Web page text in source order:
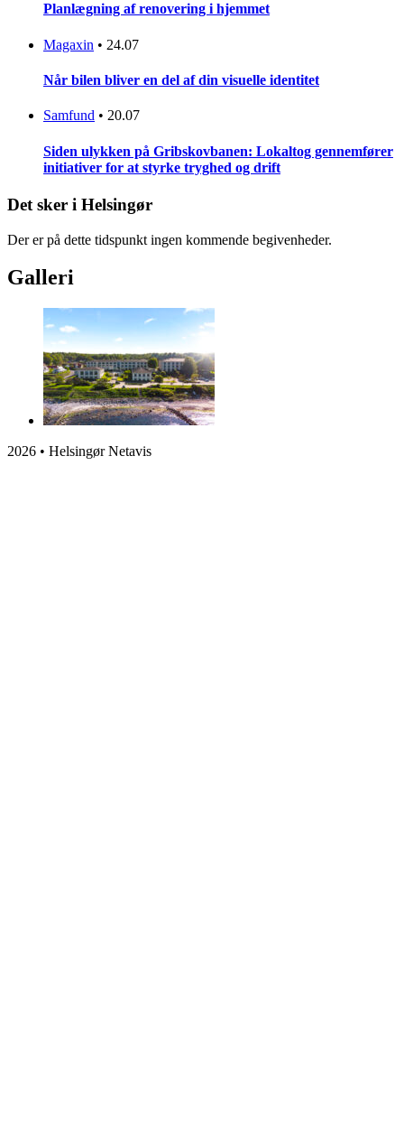
Planlægning af renovering i hjemmet
Magaxin • 24.07
Når bilen bliver en del af din visuelle identitet
Samfund • 20.07
Siden ulykken på Gribskovbanen: Lokaltog gennemfører
initiativer for at styrke tryghed og drift
Det sker i Helsingør
Der er på dette tidspunkt ingen kommende begivenheder.
Galleri
2026 • Helsingør Netavis